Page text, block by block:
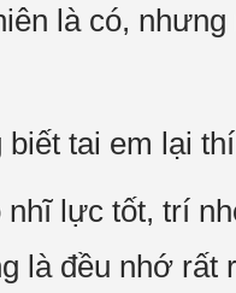
là có,
biết tai em lại
nhĩ lực tốt, trí
là đều nhớ rất